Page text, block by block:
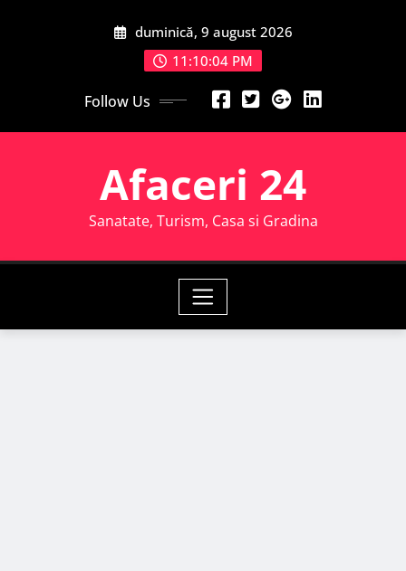
duminică, 9 august 2026
11:10:05 PM
Follow Us
Afaceri 24
Sanatate, Turism, Casa si Gradina